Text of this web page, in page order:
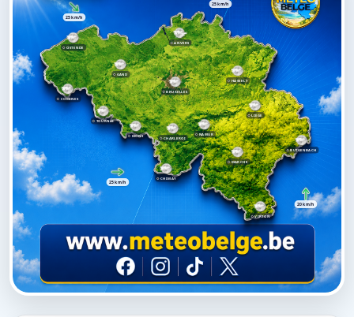
CHARLEROI
CHIMAY
NAMUR
LIÈGE
VIRTON
MARCHE
MONS
TOURNAI
OSTENDE
GAND
BRUXELLES
ANVERS
HASSELT
COMINES
BUTGENBACH
25 km/h
25 km/h
25 km/h
20 km/h